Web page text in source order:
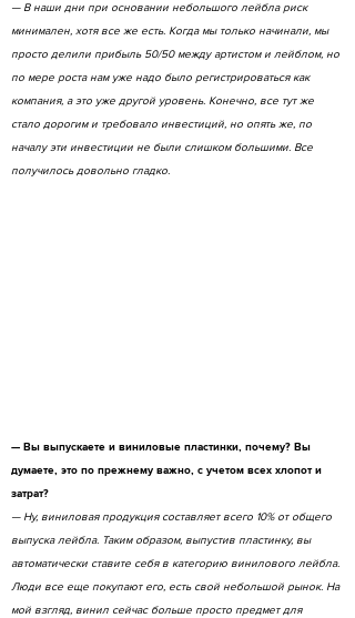
— В наши дни при основании небольшого лейбла риск
минимален, хотя все же есть. Когда мы только начинали, мы
просто делили прибыль 50/50 между артистом и лейблом, но
по мере роста нам уже надо было регистрироваться как
компания, а это уже другой уровень. Конечно, все тут же
стало дорогим и требовало инвестиций, но опять же, по
началу эти инвестиции не были слишком большими. Все
получилось довольно гладко.
— Вы выпускаете и виниловые пластинки, почему? Вы
думаете, это по прежнему важно, с учетом всех хлопот и
затрат?
— Ну, виниловая продукция составляет всего 10% от общего
выпуска лейбла. Таким образом, выпустив пластинку, вы
автоматически ставите себя в категорию винилового лейбла.
Люди все еще покупают его, есть свой небольшой рынок. На
мой взгляд, винил сейчас больше просто предмет для